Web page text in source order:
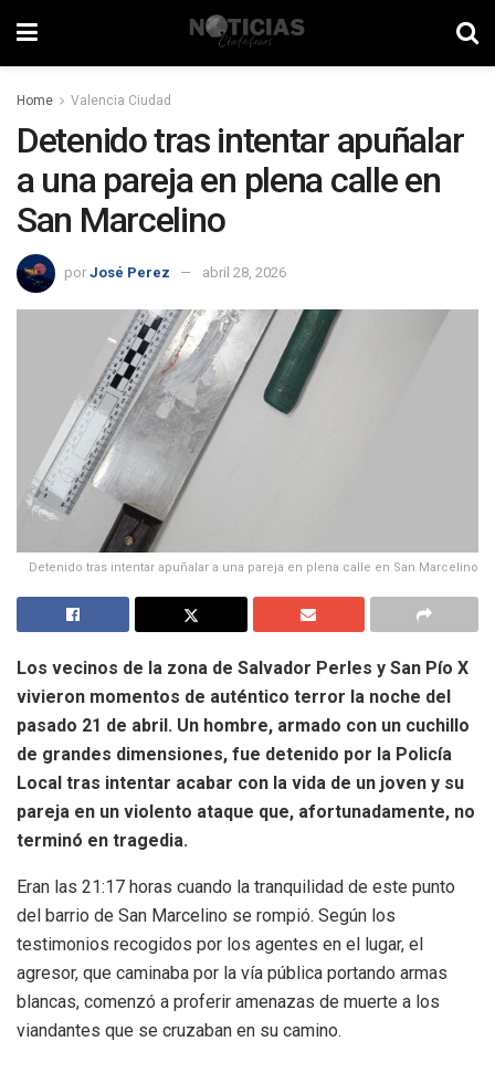
Home Valencia Ciudad
Detenido tras intentar apuñalar
a una pareja en plena calle en
San Marcelino
por José Perez abril 28, 2026
Detenido tras intentar apuñalar a una pareja en plena calle en San Marcelino
Los vecinos de la zona de Salvador Perles y San Pío X
vivieron momentos de auténtico terror la noche del
pasado 21 de abril. Un hombre, armado con un cuchillo
de grandes dimensiones, fue detenido por la Policía
Local tras intentar acabar con la vida de un joven y su
pareja en un violento ataque que, afortunadamente, no
terminó en tragedia.
Eran las 21:17 horas cuando la tranquilidad de este punto
del barrio de San Marcelino se rompió. Según los
testimonios recogidos por los agentes en el lugar, el
agresor, que caminaba por la vía pública portando armas
blancas, comenzó a proferir amenazas de muerte a los
viandantes que se cruzaban en su camino.